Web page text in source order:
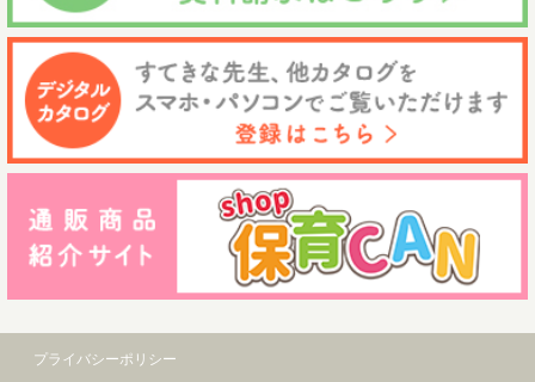
プライバシーポリシー